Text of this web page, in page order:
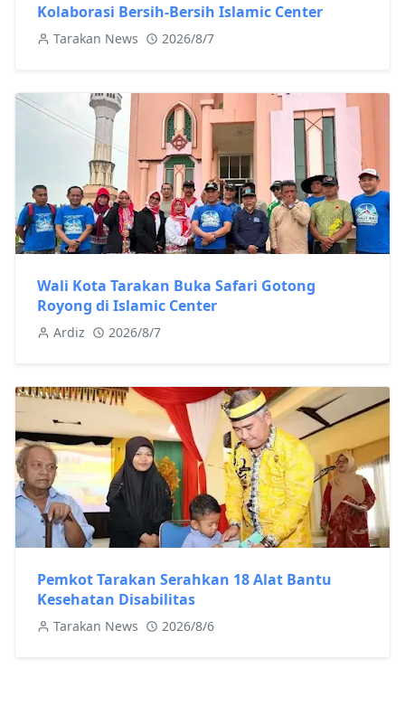
Kolaborasi Bersih-Bersih Islamic Center
Tarakan News 2026/8/7
Wali Kota Tarakan Buka Safari Gotong
Royong di Islamic Center
Ardiz 2026/8/7
Pemkot Tarakan Serahkan 18 Alat Bantu
Kesehatan Disabilitas
Tarakan News 2026/8/6